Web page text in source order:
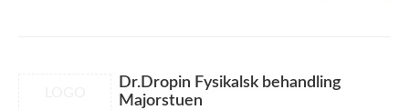
Dr.Dropin Fysikalsk behandling
Majorstuen